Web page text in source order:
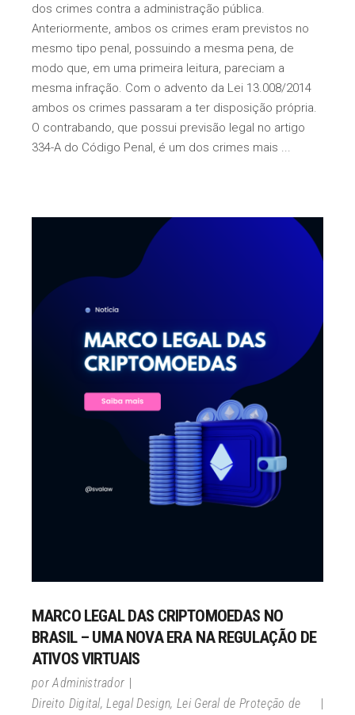
dos crimes contra a administração pública.
Anteriormente, ambos os crimes eram previstos no
mesmo tipo penal, possuindo a mesma pena, de
modo que, em uma primeira leitura, pareciam a
mesma infração. Com o advento da Lei 13.008/2014
ambos os crimes passaram a ter disposição própria.
O contrabando, que possui previsão legal no artigo
334-A do Código Penal, é um dos crimes mais
MARCO LEGAL DAS CRIPTOMOEDAS NO
BRASIL – UMA NOVA ERA NA REGULAÇÃO DE
ATIVOS VIRTUAIS
porAdministrador
Direito Digital,Legal Design, Lei Geral de Proteção de